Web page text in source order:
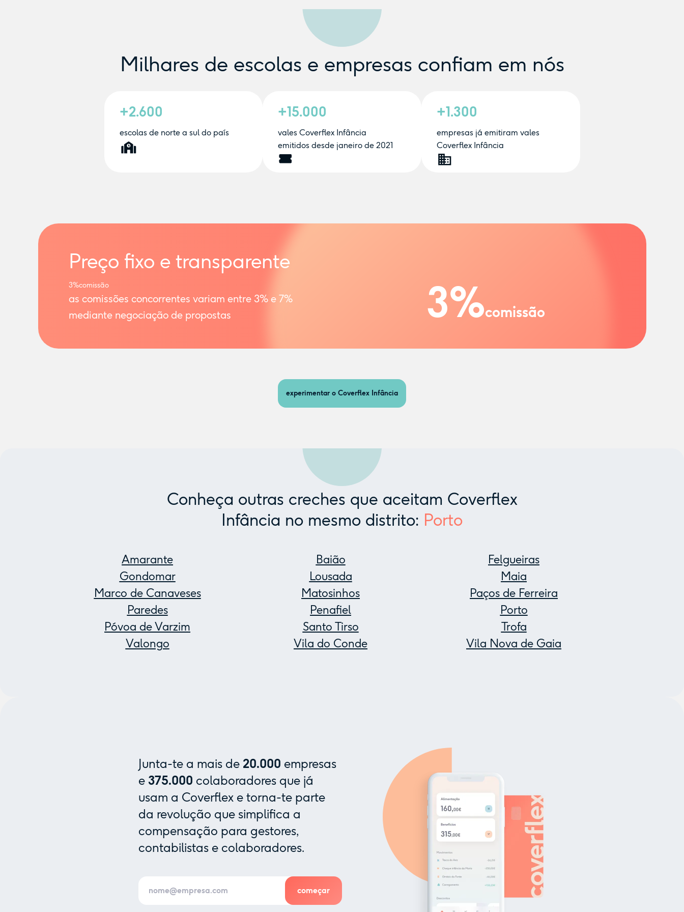
Milhares de escolas e empresas confiam em nós
+2.600
escolas de norte a sul do país
+15.000
vales Coverflex Infância
emitidos desde janeiro de 2021
+1.300
empresas já emitiram vales
Coverflex Infância
Preço fixo e transparente
3%comissão
as comissões concorrentes variam entre 3% e 7%
mediante negociação de propostas
3%comissão
experimentar o Coverflex Infância
Conheça outras creches que aceitam Coverflex
Infância no mesmo distrito: Porto
Amarante Baião
Felgueiras
Gondomar
Lousada
Maia
Marco de Canaveses
Matosinhos
Paços de Ferreira
Paredes
Penafiel
Porto
Póvoa de Varzim
Santo Tirso
Trofa
Valongo
Vila do Conde Vila Nova de Gaia
Junta-te a mais de 20.000 empresas
e 375.000 colaboradores que já
usam a Coverflex e torna-te parte
da revolução que simplifica a
compensação para gestores,
contabilistas e colaboradores.